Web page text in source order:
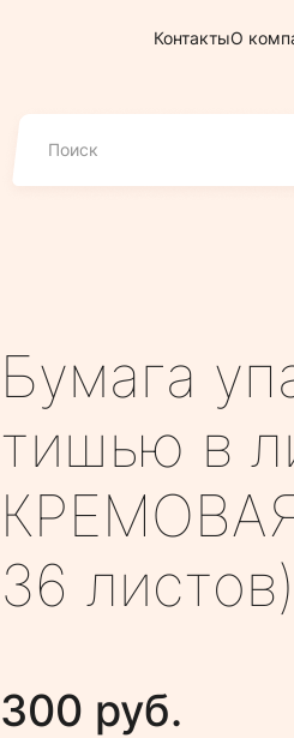
КонтактыО
Бумага
тишью в
36 листов)
300 руб.